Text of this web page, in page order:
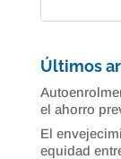
Últimos
el ahorro
El
equidad